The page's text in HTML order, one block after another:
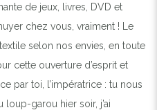
de jeux, livres, DVD et
chez vous, vraiment ! Le
selon nos envies, en toute
cette ouverture d’esprit et
par toi, l’impératrice : tu nous
garou hier soir, j’ai